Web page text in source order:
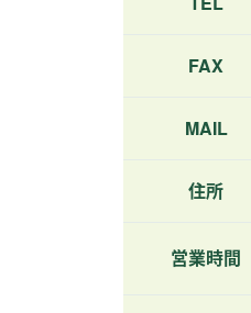
FAX
MAIL
住所
営業時間